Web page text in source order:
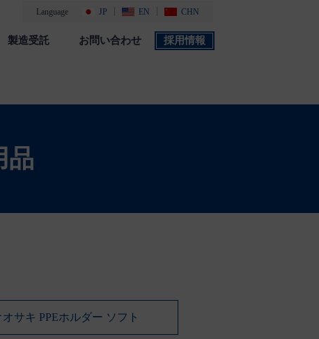
Language JP EN CHN
製造受託 お問い合わせ 採用情報
品
オサキ PPEホルダー ソフト